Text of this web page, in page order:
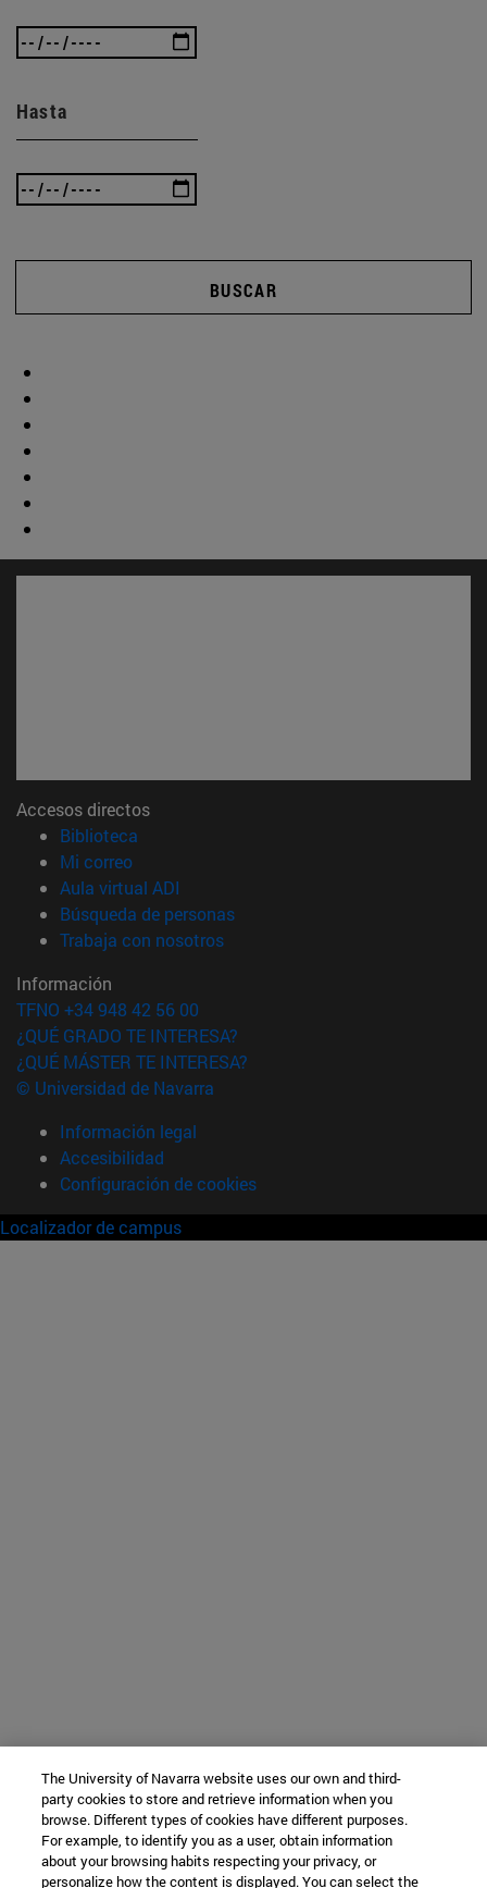
Hasta
BUSCAR
Accesos directos
Biblioteca
Mi correo(abre en nueva ventana)
Aula virtual ADI
Búsqueda de personas(abre en nueva ventana)
Trabaja con nosotros(abre en nueva ventana)
Información
TFNO +34 948 42 56 00
¿QUÉ GRADO TE INTERESA?
¿QUÉ MÁSTER TE INTERESA?
© Universidad de Navarra
Información legal
Accesibilidad
Configuración de cookies
Localizador de campus
The University of Navarra website uses our own and third-
party cookies to store and retrieve information when you
browse. Different types of cookies have different purposes.
For example, to identify you as a user, obtain information
about your browsing habits respecting your privacy, or
personalize how the content is displayed. You can select the